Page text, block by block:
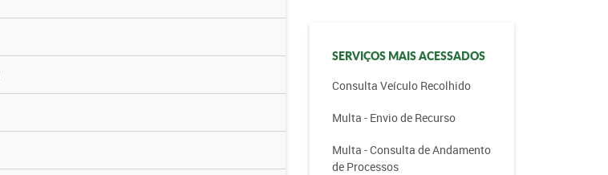
SERVIÇOS MAIS ACESSADOS
Consulta Veículo Recolhido
Multa - Envio de Recurso
Multa - Consulta de Andamento
de Processos